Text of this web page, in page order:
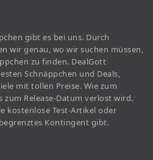
gibt es bei uns. Durch
wir genau, wo wir suchen müssen,
zu finden. DealGott
Schnäppchen und Deals,
mit tollen Preise. Wie zum
zum Release-Datum verlost wird.
kostenlose Test-Artikel oder
Kontingent gibt.